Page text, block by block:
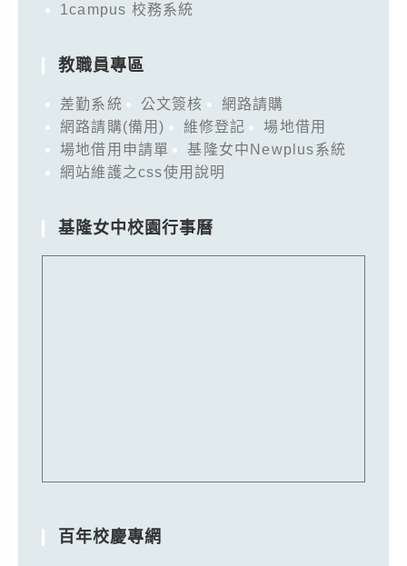
1campus 校務系統
教職員專區
差勤系統 公文簽核
網路請購
網路請購(備用)
維修登記
場地借用
場地借用申請單
基隆女中Newplus系統
網站維護之css使用說明
基隆女中校園行事曆
百年校慶專網